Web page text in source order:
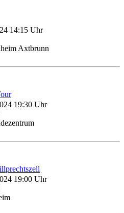
14:15 Uhr
Axtbrunn
19:30 Uhr
19:00 Uhr